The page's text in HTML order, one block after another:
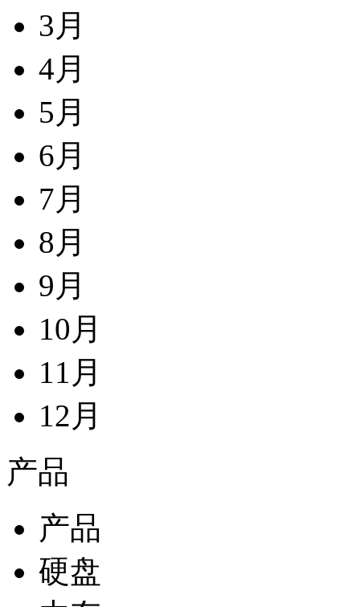
3月
4月
5月
6月
7月
8月
9月
10月
11月
12月
产品
产品
硬盘